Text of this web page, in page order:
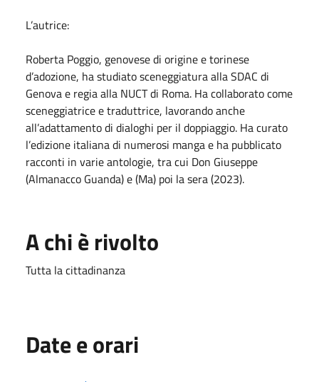
L’autrice:
Roberta Poggio, genovese di origine e torinese
d’adozione, ha studiato sceneggiatura alla SDAC di
Genova e regia alla NUCT di Roma. Ha collaborato come
sceneggiatrice e traduttrice, lavorando anche
all’adattamento di dialoghi per il doppiaggio. Ha curato
l’edizione italiana di numerosi manga e ha pubblicato
racconti in varie antologie, tra cui Don Giuseppe
(Almanacco Guanda) e (Ma) poi la sera (2023).
A chi è rivolto
Tutta la cittadinanza
Date e orari